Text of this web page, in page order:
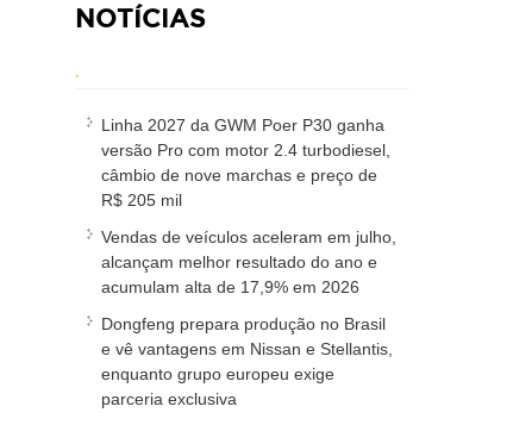
NOTÍCIAS
.
Linha 2027 da GWM Poer P30 ganha
versão Pro com motor 2.4 turbodiesel,
câmbio de nove marchas e preço de
R$ 205 mil
Vendas de veículos aceleram em julho,
alcançam melhor resultado do ano e
acumulam alta de 17,9% em 2026
Dongfeng prepara produção no Brasil
e vê vantagens em Nissan e Stellantis,
enquanto grupo europeu exige
parceria exclusiva